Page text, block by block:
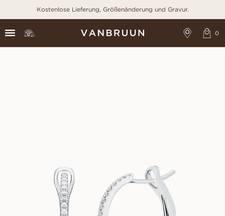
Kostenlose Lieferung, Größenänderung und Gravur.